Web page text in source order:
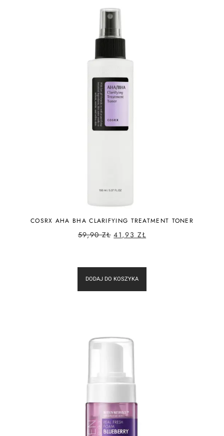
COSRX AHA BHA CLARIFYING TREATMENT TONER
59,90ZŁ 41,93 ZŁ
DODAJ DO KOSZYKA